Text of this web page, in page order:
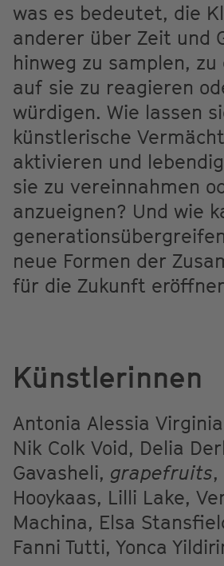
was es bedeutet, die
anderer über Zeit und
hinweg zu samplen,
auf sie zu reagieren
würdigen. Wie lassen
künstlerische
aktivieren und
sie zu vereinnahmen
anzueignen? Und wie
neue Formen der
für die Zukunft
Künstlerinnen
Antonia Alessia
Nik Colk Void, Delia
Gavasheli, grapefruits,
Hooykaas, Lilli Lake,
Machina, Elsa
Fanni Tutti, Yonca